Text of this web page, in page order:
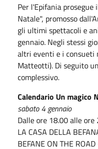
Per l'Epifania prosegue
Natale", promosso
gli ultimi spettacoli e
gennaio. Negli stessi
altri eventi e i consueti
Matteotti). Di seguito
complessivo.
Calendario Un magico
sabato 4 gennaio
Dalle ore 18.00 alle ore
LA CASA DELLA
BEFANE ON THE